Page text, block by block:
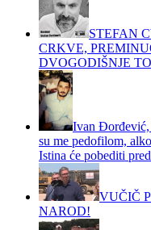
STEFAN
CRKVE,
DVOGODIŠNJE
Ivan
su me pedofilom,
Istina će pobediti
VUČIČ
NAROD!